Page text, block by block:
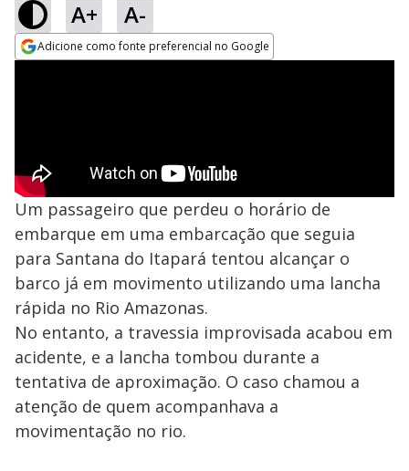
A+ A-
Adicione como fonte preferencial no Google
Um passageiro que perdeu o horário de
embarque em uma embarcação que seguia
para Santana do Itapará tentou alcançar o
barco já em movimento utilizando uma lancha
rápida no Rio Amazonas.
No entanto, a travessia improvisada acabou em
acidente, e a lancha tombou durante a
tentativa de aproximação. O caso chamou a
atenção de quem acompanhava a
movimentação no rio.